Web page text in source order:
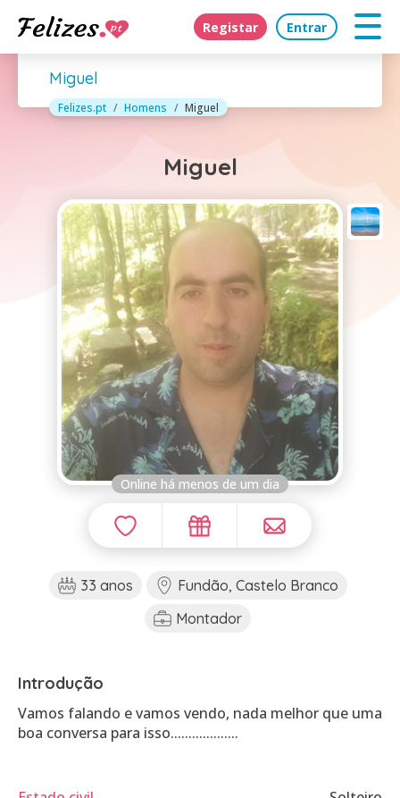
Registar Entrar
Miguel
Felizes.pt Homens Miguel
Miguel
Online há menos de um dia
33 anos
Fundão, Castelo Branco
Montador
Introdução
Vamos falando e vamos vendo, nada melhor que uma
boa conversa para isso...................